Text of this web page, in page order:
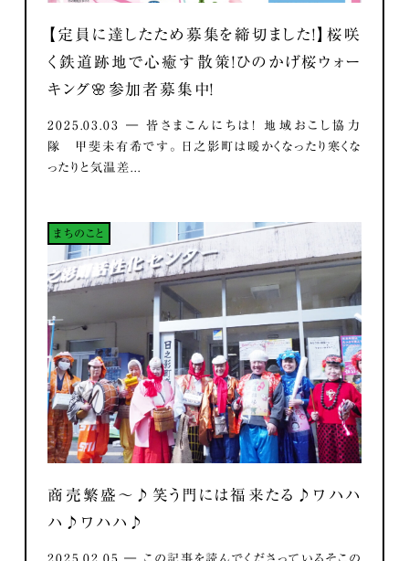
【定員に達したため募集を締切ました！】桜咲
く鉄道跡地で心癒す散策！ひのかげ桜ウォー
キング🌸参加者募集中！
2025.03.03 ― 皆さまこんにちは！ 地域おこし協力
隊 甲斐未有希です。 日之影町は暖かくなったり寒くな
ったりと気温差...
まちのこと
商売繁盛～♪笑う門には福来たる♪ワハハ
ハ♪ワハハ♪
2025.02.05 ― この記事を読んでくださっているそこの